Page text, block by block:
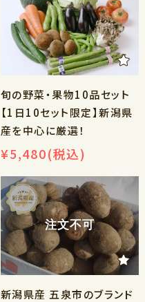
旬の野菜・果物10品セット
【1日10セット限定】新潟県
産を中心に厳選！
¥5,480(税込)
注文不可
新潟県産 五泉市のブランド